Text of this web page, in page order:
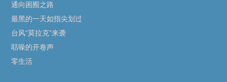
通向困囿之路
最黑的一天如指尖划过
台风“莫拉克”来袭
聒噪的开卷声
零生活